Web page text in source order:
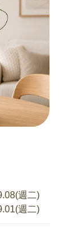
像力、獨
注力、得
備瑜伽墊
國瑜伽聯
伽協會兒
小孩與一
週二)
週二)